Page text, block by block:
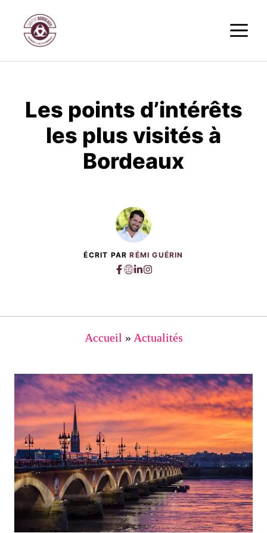
contenu
Les points d’intérêts
les plus visités à
Bordeaux
ÉCRIT PARRÉMI GUÉRIN
Accueil » Actualités